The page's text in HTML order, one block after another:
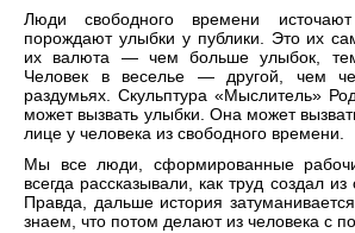
Люди свободного времени
порождают улыбки у публики. Это их
их валюта — чем больше улыбок,
Человек в веселье — другой, чем
раздумьях. Скульптура «Мыслитель»
может вызвать улыбки. Она может
лице у человека из свободного времени.
Мы все люди, сформированные
всегда рассказывали, как труд создал
Правда, дальше история
знаем, что потом делают из человека с